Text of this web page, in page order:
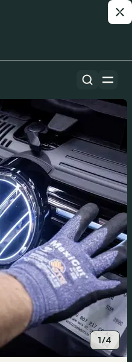
1/4